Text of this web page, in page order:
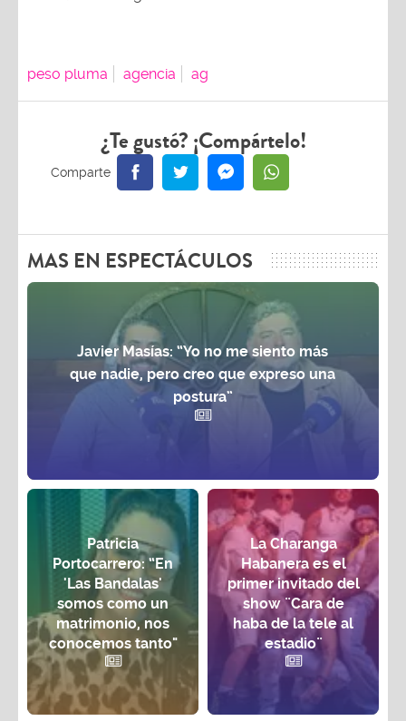
peso pluma agencia ag
¿Te gustó? ¡Compártelo!
MAS EN ESPECTÁCULOS
Javier Masías: “Yo no me siento más
que nadie, pero creo que expreso una
postura”
Patricia
Portocarrero: “En
'Las Bandalas'
somos como un
matrimonio, nos
conocemos tanto"
La Charanga
Habanera es el
primer invitado del
show ¨Cara de
haba de la tele al
estadio¨